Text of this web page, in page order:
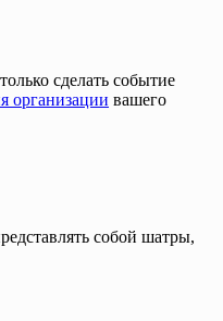
сделать событие
организации вашего
собой шатры,